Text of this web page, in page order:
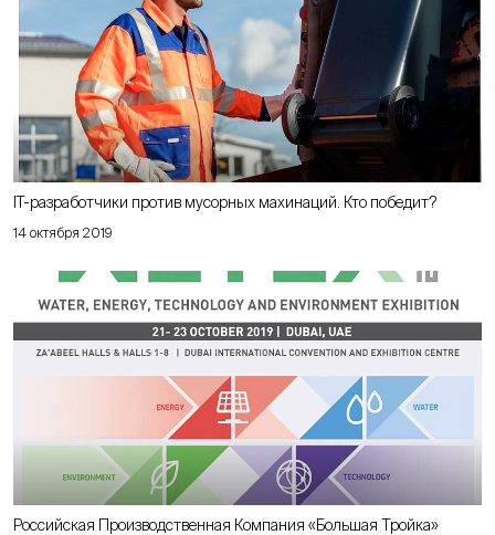
14 октября 2019
IT-разработчики против мусорных махинаций. Кто победит?
Российская Производственная Компания «Большая Тройка»